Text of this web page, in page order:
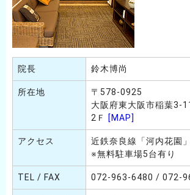
院長 鈴木博尚
所在地
〒578-0925
大阪府東大阪市稲葉
2Ｆ
[MAP]
アクセス
近鉄奈良線「河内花園
※無料駐車場5台有り
TEL / FAX 072-963-6480 / 072-